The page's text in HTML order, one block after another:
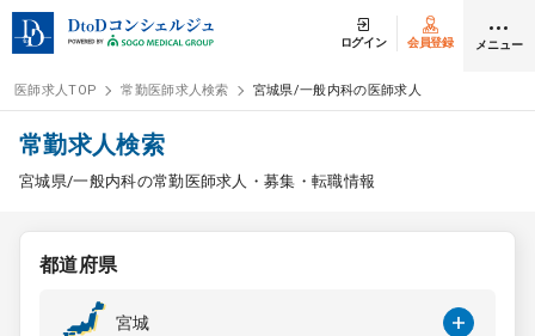
ログイン 会員登録 メニュー
ログイン
医師求人
常勤検索
医師求人TOP 常勤医師求人検索 宮城県/一般内科の医師求人
常勤求人検索
宮城県/一般内科の常勤医師求人・募集・転職情報
都道府県
宮城